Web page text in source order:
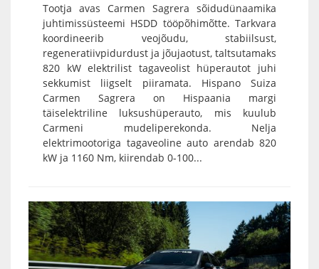
Tootja avas Carmen Sagrera sõidudünaamika
juhtimissüsteemi HSDD tööpõhimõtte. Tarkvara
koordineerib veojõudu, stabiilsust,
regeneratiivpidurdust ja jõujaotust, taltsutamaks
820 kW elektrilist tagaveolist hüperautot juhi
sekkumist liigselt piiramata. Hispano Suiza
Carmen Sagrera on Hispaania margi
täiselektriline luksushüperauto, mis kuulub
Carmeni mudeliperekonda. Nelja
elektrimootoriga tagaveoline auto arendab 820
kW ja 1160 Nm, kiirendab 0-100...